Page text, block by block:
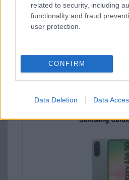
related to security, including
functionality and fraud
user protection.
CONFIRM
Data Deletion Data
Nyugati
Samsung